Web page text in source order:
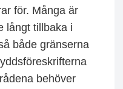
för. Många är
långt tillbaka i
både gränserna
behöver